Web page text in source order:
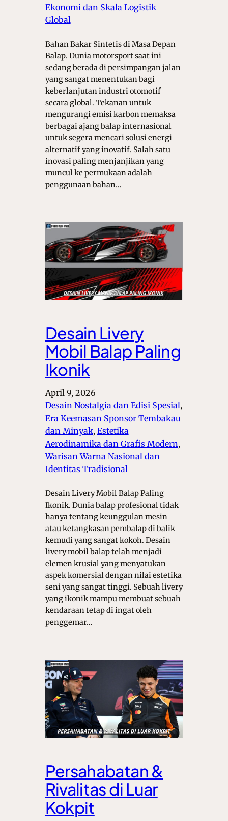
Ekonomi dan Skala Logistik
Global
Bahan Bakar Sintetis di Masa Depan
Balap. Dunia motorsport saat ini
sedang berada di persimpangan jalan
yang sangat menentukan bagi
keberlanjutan industri otomotif
secara global. Tekanan untuk
mengurangi emisi karbon memaksa
berbagai ajang balap internasional
untuk segera mencari solusi energi
alternatif yang inovatif. Salah satu
inovasi paling menjanjikan yang
muncul ke permukaan adalah
penggunaan bahan…
Desain Livery
Mobil Balap Paling
Ikonik
April 9, 2026
Desain Nostalgia dan Edisi Spesial ,
Era Keemasan Sponsor Tembakau
dan Minyak, Estetika
Aerodinamika dan Grafis Modern ,
Warisan Warna Nasional dan
Identitas Tradisional
Desain Livery Mobil Balap Paling
Ikonik. Dunia balap profesional tidak
hanya tentang keunggulan mesin
atau ketangkasan pembalap di balik
kemudi yang sangat kokoh. Desain
livery mobil balap telah menjadi
elemen krusial yang menyatukan
aspek komersial dengan nilai estetika
seni yang sangat tinggi. Sebuah livery
yang ikonik mampu membuat sebuah
kendaraan tetap di ingat oleh
penggemar…
Persahabatan &
Rivalitas di Luar
Kokpit